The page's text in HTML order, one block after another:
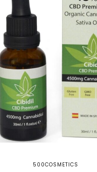
500COSMETICS